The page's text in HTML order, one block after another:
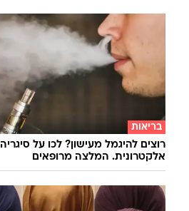
בריאות
רוצים להיגמל מעישון? לכו על סיגריה
אלקטרונית. המלצה מרופאים